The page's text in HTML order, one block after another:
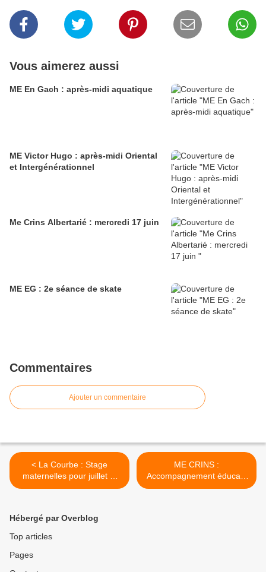
Vous aimerez aussi
ME En Gach : après-midi aquatique
ME Victor Hugo : après-midi Oriental
et Intergénérationnel
Me Crins Albertarié : mercredi 17 juin
ME EG : 2e séance de skate
Commentaires
Ajouter un commentaire
< La Courbe : Stage
maternelles pour juillet et
août
ME CRINS :
Accompagnement éducatif
>
Hébergé par Overblog
Top articles
Pages